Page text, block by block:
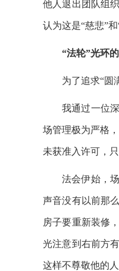
他人退出团队组
认为这是“慈悲”
“法轮”光环
为了追求“圆
我通过一位
场管理极为严格
未获准入许可，
法会伊始，
声音没有以前那
房子要重新装修
光注意到右前方
这样不尊敬他的人